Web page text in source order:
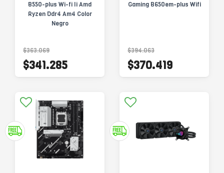
B550-plus Wi-fi Ii Amd
Ryzen Ddr4 Am4 Color
Negro
$363.069
$341.285
Gaming B650em-plus Wifi
$394.063
$370.419